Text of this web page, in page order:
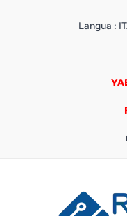
Langua :